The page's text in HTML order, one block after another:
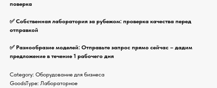
поверка
✅ Собственная лаборатория за рубежом: проверка качества перед
отправкой
✅ Разнообразие моделей: Отправьте запрос прямо сейчас – дадим
предложение в течение 1 рабочего дня
Category: Оборудование для бизнеса
GoodsType: Лабораторное